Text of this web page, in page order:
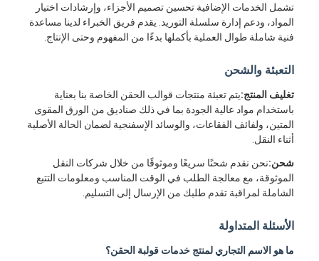
صب حقن صب
إدراج حقن صب
حقن صب الإلكترونيات
خدمة الصب يموت
تشمل الخدمات الإضافية تحسين تصميم الأجزاء، وإرشادات اختيار
المواد، ودعم إدارة سلسلة التوريد. يقدم فريق الخبراء لدينا مساعدة
فنية شاملة طوال العملية بأكملها بدءًا من المفهوم وحتى الإنتاج.
التعبئة والشحن
تغليف المنتج:يتم تعبئة منتجات قوالب الحقن الخاصة بنا بعناية
باستخدام مواد عالية الجودة بما في ذلك صناديق من الورق المقوى
المتين، ولفائف الفقاعات، والوسائد الإسفنجية لضمان الحالة الأصلية
أثناء النقل.
شحن:نحن نقدم شحنًا سريعًا وموثوقًا من خلال شركات النقل
الموثوقة، مع معالجة الطلب في الوقت المناسب ومعلومات التتبع
الشاملة لمراقبة تقدم طلبك من الإرسال إلى التسليم.
الأسئلة المتداولة
ما هو الاسم التجاري لمنتج خدمات قولبة الحقن؟